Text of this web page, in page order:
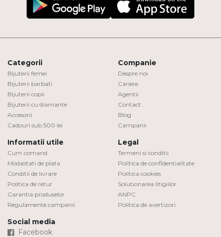
Categorii
Bijuterii femei
Bijuterii barbati
Bijuterii copii
Bijuterii cu diamante
Accesorii
Cadouri sub 500 lei
Companie
Despre noi
Cariere
Agentii
Contact
Blog
Campanii
Informatii utile
Cum comand
Modalitati de plata
Conditii de livrare
Politica de retur
Garantia produselor
Regulamente campanii
Legal
Termeni si conditii
Politica de confidentialitate
Politica cookies
Solutionarea litigiilor
ANPC
Politica de avertizori
Social media
Facebook